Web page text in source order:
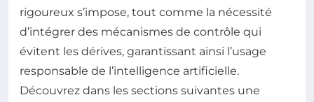
rigoureux s’impose, tout comme la nécessité
d’intégrer des mécanismes de contrôle qui
évitent les dérives, garantissant ainsi l’usage
responsable de l’intelligence artificielle.
Découvrez dans les sections suivantes une